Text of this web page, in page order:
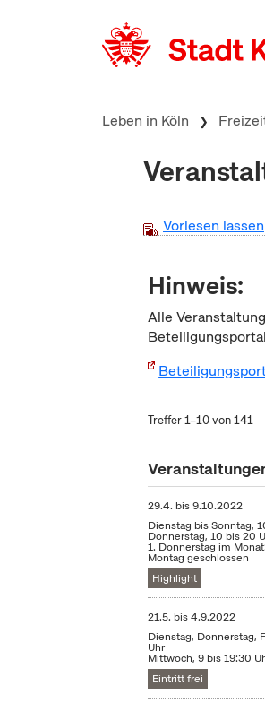
Leben in Köln
Vorlesen lassen
Hinweis:
Alle
Treffer 1–10 von 141
29.4. bis9.10.2022
Dienstag bis Sonntag,
Donnerstag, 10 bis 20
1. Donnerstag im
Montag geschlossen
Highlight
21.5. bis4.9.2022
Dienstag, Donnerstag,
Uhr
Mittwoch, 9 bis 19:30
Eintritt frei